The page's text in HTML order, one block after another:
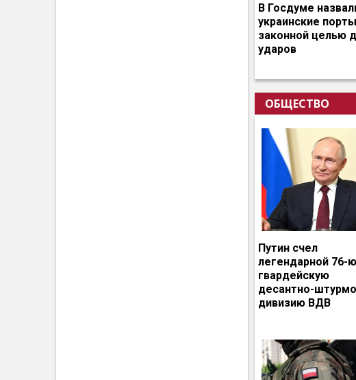
В Госдуме
украинские порты
законной целью
ударов
ОБЩЕСТВО
Путин счел
легендарной 76-ю
гвардейскую
десантно-
дивизию ВДВ